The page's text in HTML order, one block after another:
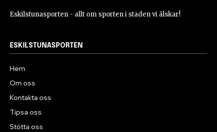
Eskilstunasporten - allt om sporten i staden vi älskar!
ESKILSTUNASPORTEN
Hem
Om oss
Kontakta oss
Tipsa oss
Stötta oss